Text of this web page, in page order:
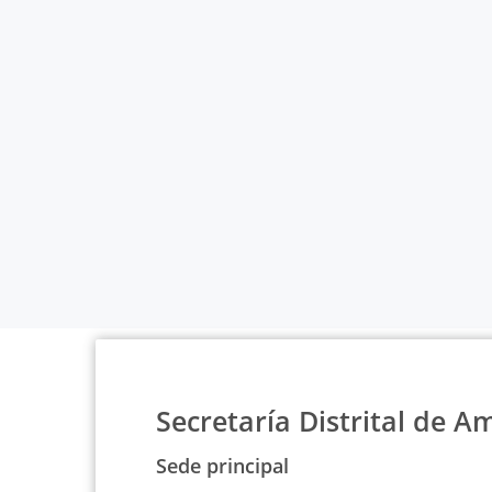
Secretaría Distrital de
Sede principal